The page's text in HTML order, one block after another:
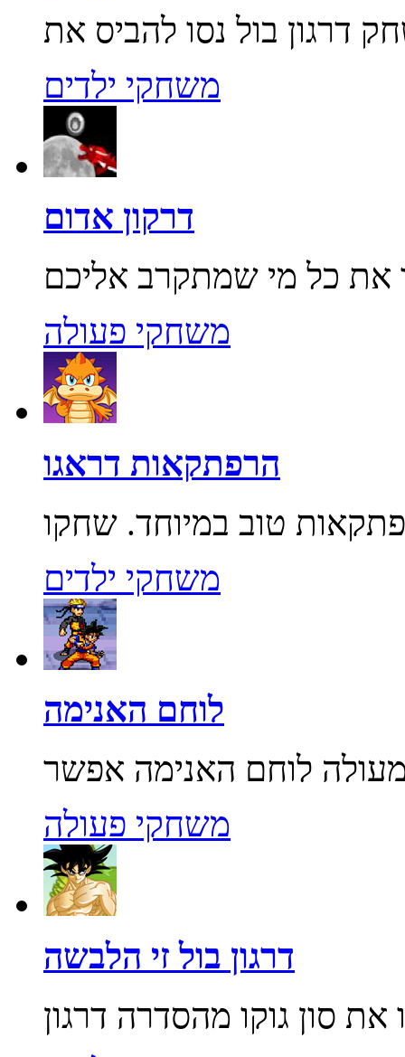
משחקי ילדים
דרקון אדום
משחקי פעולה
הרפתקאות דראגו
משחקי ילדים
לוחם האנימה
משחקי פעולה
דרגון בול זי הלבשה